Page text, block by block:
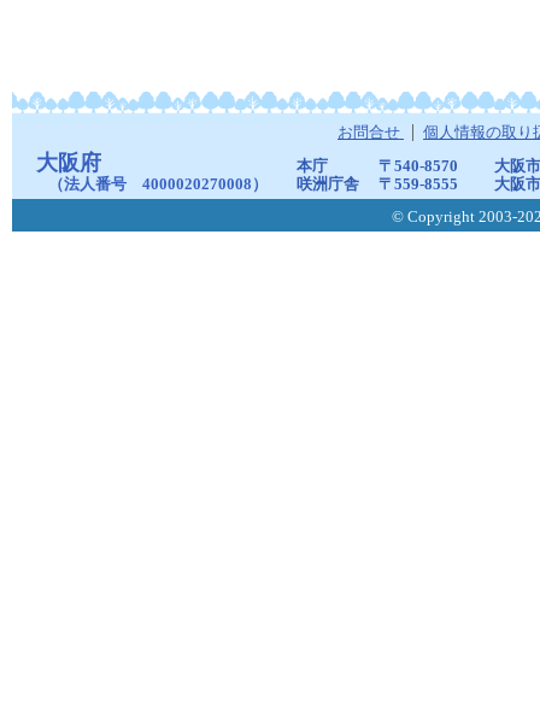
お問合せ 個人情報の取り
大阪府
（法人番号 4000020270008）
本庁 〒540-8570
大阪
咲洲庁舎
〒559-8555
大阪
© Copyright 2003-